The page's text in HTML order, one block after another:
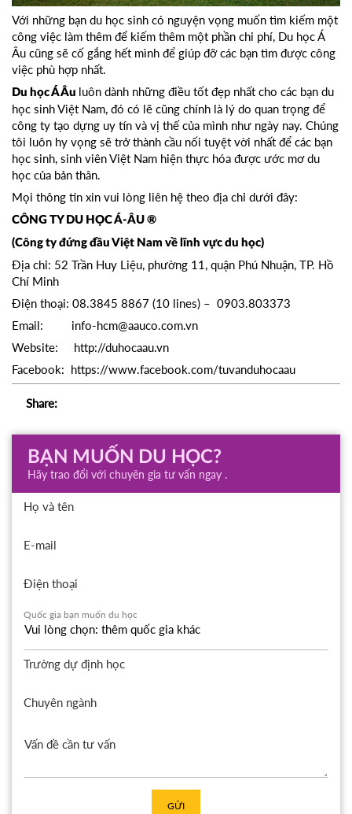
Với những bạn du học sinh có nguyện vọng muốn tìm kiếm một
công việc làm thêm để kiếm thêm một phần chi phí, Du học Á
Âu cũng sẽ cố gắng hết mình để giúp đỡ các bạn tìm được công
việc phù hợp nhất.
Du học Á Âu luôn dành những điều tốt đẹp nhất cho các bạn du
học sinh Việt Nam, đó có lẽ cũng chính là lý do quan trọng để
công ty tạo dựng uy tín và vị thế của mình như ngày nay. Chúng
tôi luôn hy vọng sẽ trở thành cầu nối tuyệt vời nhất để các bạn
học sinh, sinh viên Việt Nam hiện thực hóa được ước mơ du
học của bản thân.
Mọi thông tin xin vui lòng liên hệ theo địa chỉ dưới đây:
CÔNG TY DU HỌC Á-ÂU ®
(Công ty đứng đầu Việt Nam về lĩnh vực du học)
Địa chỉ: 52 Trần Huy Liệu, phường 11, quận Phú Nhuận, TP. Hồ
Chí Minh
Điện thoại: 08.3845 8867 (10 lines) – 0903.803373
Email: info-hcm@aauco.com.vn
Website: http://duhocaau.vn
Facebook: https://www.facebook.com/tuvanduhocaau
Share:
BẠN MUỐN DU HỌC?
Hãy trao đổi với chuyên gia tư vấn ngay .
Họ và tên
E-mail
Điện thoại
Quốc gia bạn muốn du học
Trường dự định học
Chuyên ngành
GỬI